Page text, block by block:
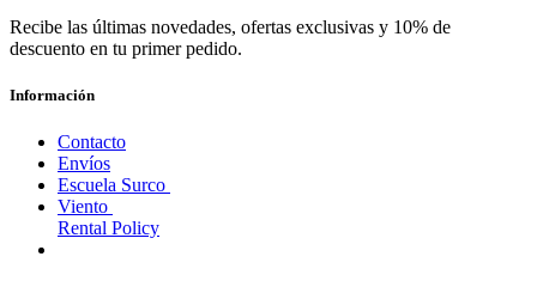
Recibe las últimas novedades, ofertas exclusivas y 10% de
descuento en tu primer pedido.
Información
Contacto
Envíos
Escuela Surco
Viento
Rental Policy